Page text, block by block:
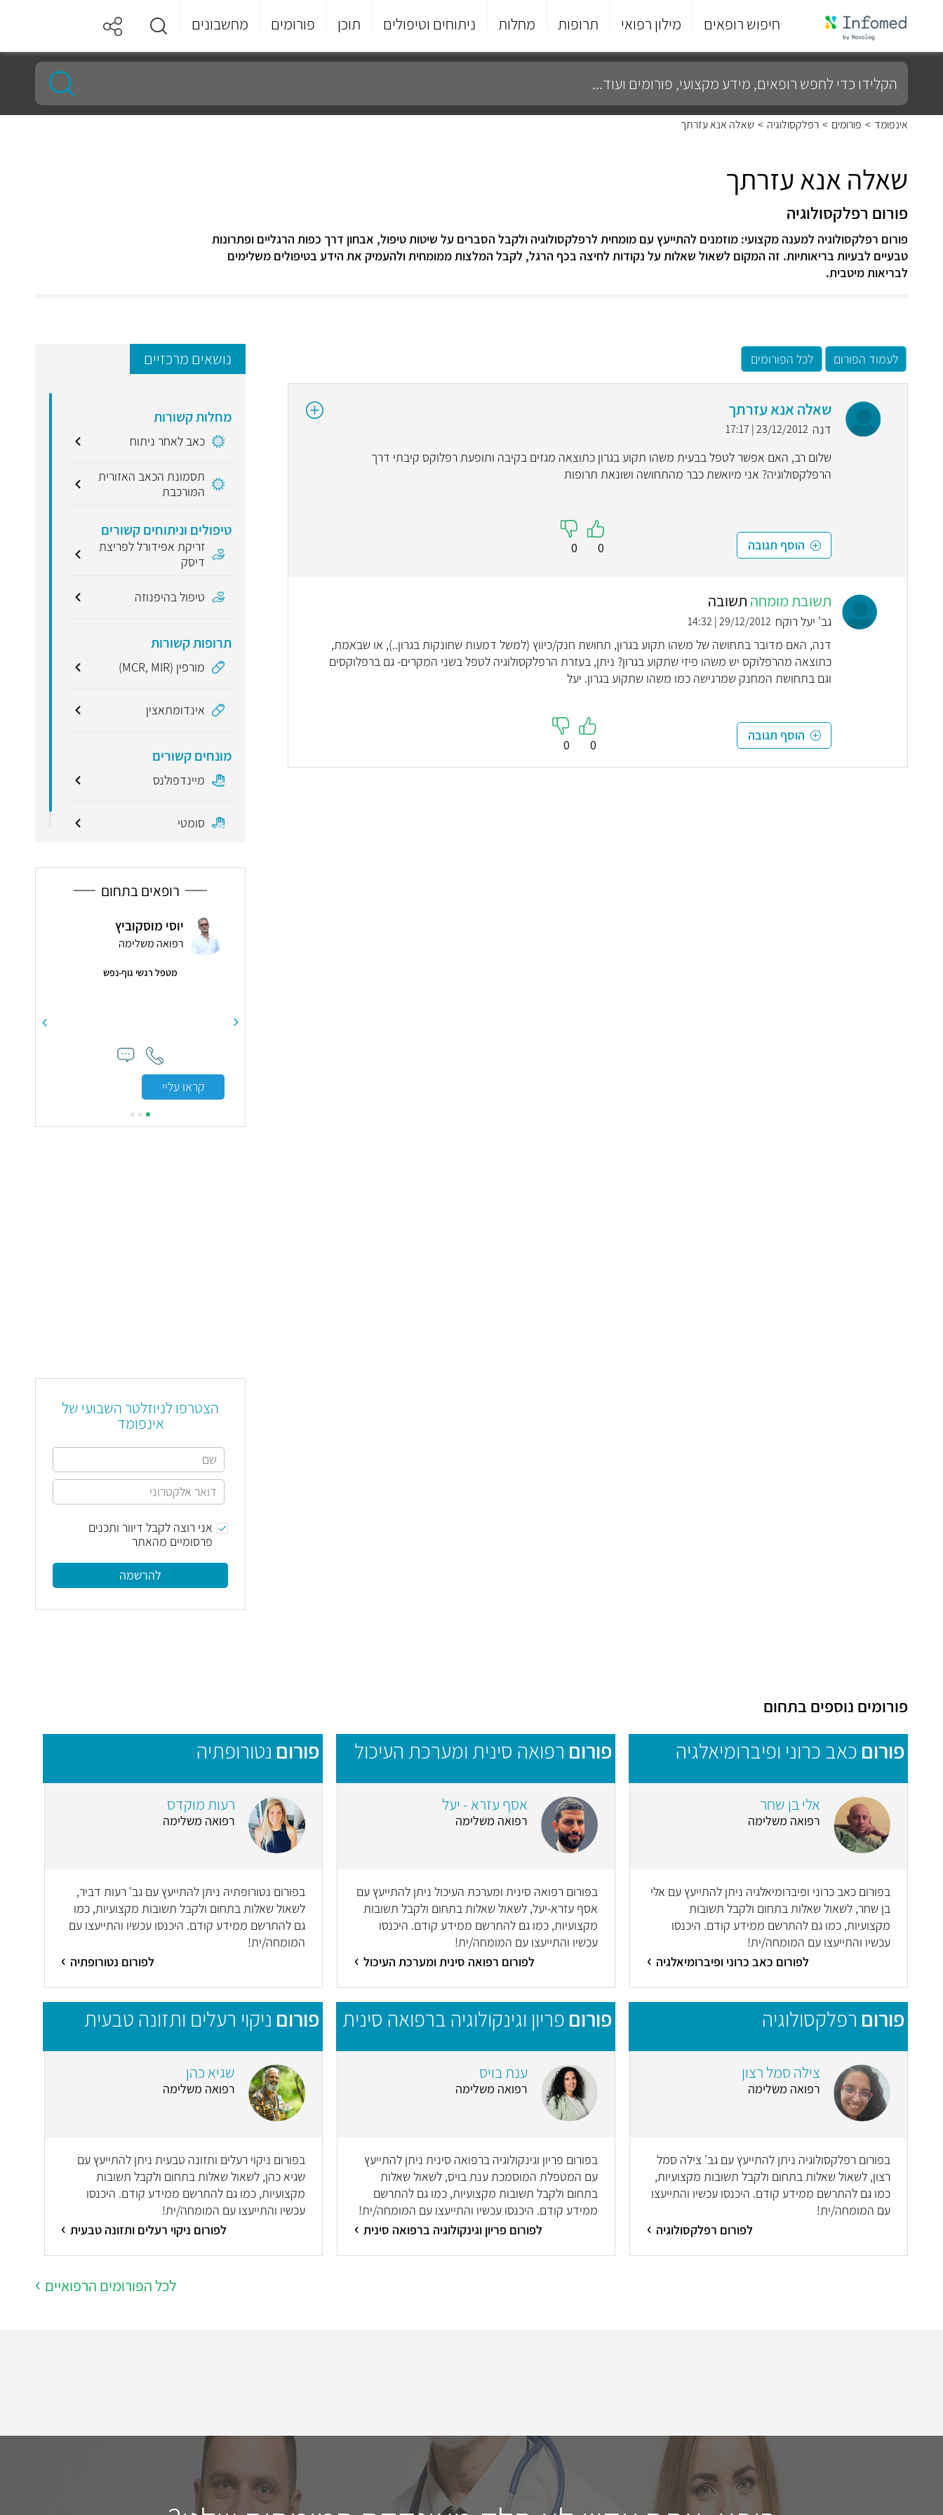
חיפוש רופאים מילון רפואי תרופות מחלות ניתוחים וטיפולים תוכן פורומים מחשבונים
סוף
התפריט
הקלידו
כדי
לחפש
רופאים,
מידע
מקצועי,
אינפומד > פורומים > רפלקסולוגיה > שאלה אנא עזרתך
שאלה אנא עזרתך
פורום רפלקסולוגיה
פורום רפלקסולוגיה למענה מקצועי: מוזמנים להתייעץ עם מומחית לרפלקסולוגיה ולקבל הסברים על שיטות טיפול, אבחון דרך כפות הרגליים ופתרונות
טבעיים לבעיות בריאותיות. זה המקום לשאול שאלות על נקודות לחיצה בכף הרגל, לקבל המלצות ממומחית ולהעמיק את הידע בטיפולים משלימים
לבריאות מיטבית.
לעמוד הפורום לכל הפורומים
שאלה אנא עזרתך
דנה 23/12/2012 | 17:17
שלום רב, האם אפשר לטפל בבעית משהו תקוע בגרון כתוצאה מגזים בקיבה ותופעת רפלוקס קיבתי דרך
הרפלקסולוגיה? אני מיואשת כבר מהתחושה ושונאת תרופות
הוסף תגובה 0
0
תשובת מומחה תשובה
גב' יעל רוקח 29/12/2012 | 14:32
דנה, האם מדובר בתחושה של משהו תקוע בגרון, תחושת חנק/כיווץ (למשל דמעות שחונקות בגרון..), או שבאמת,
כתוצאה מהרפלוקס יש משהו פיזי שתקוע בגרון? ניתן, בעזרת הרפלקסולוגיה לטפל בשני המקרים- גם ברפלוקסים
וגם בתחושת המחנק שמרגישה כמו משהו שתקוע בגרון. יעל
הוסף תגובה
0
0
נושאים מרכזיים
מחלות קשורות
כאב לאחר ניתוח
תסמונת הכאב האזורית
המורכבת
טיפולים וניתוחים קשורים
זריקת אפידורל לפריצת
דיסק
טיפול בהיפנוזה
תרופות קשורות
מורפין (MCR, MIR)
אינדומתאצין
מונחים קשורים
מיינדפולנס
סומטי
רופאים בתחום
אלונה שטיינברג
רפואה משלימה
4.9
צרכי הילדה שהגיעה עם חרדות. היא השקיעה
זמן ומאמץ גם בטיפול בילדה וגם בהכוונה שלנו
ההורים בכדי לעזור לנו ולילדה כמה שניתן .
אנחנו מודים לה מאוד על השינוי והשיפור
קראו עליי
הצטרפו לניוזלטר השבועי של
אינפומד
אני רוצה לקבל דיוור ותכנים
פרסומיים מהאתר
להרשמה
פורומים נוספים בתחום
פורום כאב כרוני ופיברומיאלגיה
אלי בן שחר
רפואה משלימה
בפורום כאב כרוני ופיברומיאלגיה ניתן להתייעץ עם אלי
בן שחר, לשאול שאלות בתחום ולקבל תשובות
מקצועיות, כמו גם להתרשם ממידע קודם. היכנסו
עכשיו והתייעצו עם המומחה/ית!
לפורום כאב כרוני ופיברומיאלגיה
פורום רפואה סינית ומערכת העיכול
אסף עזרא - יעל
רפואה משלימה
בפורום רפואה סינית ומערכת העיכול ניתן להתייעץ עם
אסף עזרא-יעל, לשאול שאלות בתחום ולקבל תשובות
מקצועיות, כמו גם להתרשם ממידע קודם. היכנסו
עכשיו והתייעצו עם המומחה/ית!
לפורום רפואה סינית ומערכת העיכול
פורום נטורופתיה
רעות מוקדס
רפואה משלימה
בפורום נטורופתיה ניתן להתייעץ עם גב' רעות דביר,
לשאול שאלות בתחום ולקבל תשובות מקצועיות, כמו
גם להתרשם ממידע קודם. היכנסו עכשיו והתייעצו עם
המומחה/ית!
לפורום נטורופתיה
פורום רפלקסולוגיה
צילה סמל רצון
רפואה משלימה
בפורום רפלקסולוגיה ניתן להתייעץ עם גב' צילה סמל
רצון, לשאול שאלות בתחום ולקבל תשובות מקצועיות,
כמו גם להתרשם ממידע קודם. היכנסו עכשיו והתייעצו
עם המומחה/ית!
לפורום רפלקסולוגיה
פורום פריון וגינקולוגיה ברפואה סינית
ענת בויס
רפואה משלימה
בפורום פריון וגינקולוגיה ברפואה סינית ניתן להתייעץ
עם המטפלת המוסמכת ענת בויס, לשאול שאלות
בתחום ולקבל תשובות מקצועיות, כמו גם להתרשם
ממידע קודם. היכנסו עכשיו והתייעצו עם המומחה/ית!
לפורום פריון וגינקולוגיה ברפואה סינית
פורום ניקוי רעלים ותזונה טבעית
שגיא כהן
רפואה משלימה
בפורום ניקוי רעלים ותזונה טבעית ניתן להתייעץ עם
שגיא כהן, לשאול שאלות בתחום ולקבל תשובות
מקצועיות, כמו גם להתרשם ממידע קודם. היכנסו
עכשיו והתייעצו עם המומחה/ית!
לפורום ניקוי רעלים ותזונה טבעית
לכל הפורומים הרפואיים